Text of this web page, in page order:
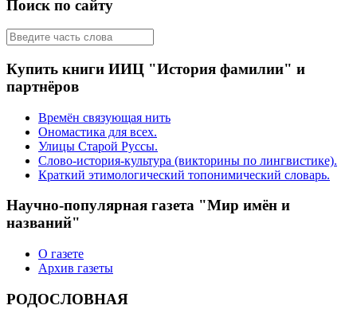
Поиск по сайту
Купить книги ИИЦ "История фамилии" и
партнёров
Времён связующая нить
Ономастика для всех.
Улицы Старой Руссы.
Слово-история-культура (викторины по лингвистике).
Краткий этимологический топонимический словарь.
Научно-популярная газета "Мир имён и
названий"
О газете
Архив газеты
РОДОСЛОВНАЯ